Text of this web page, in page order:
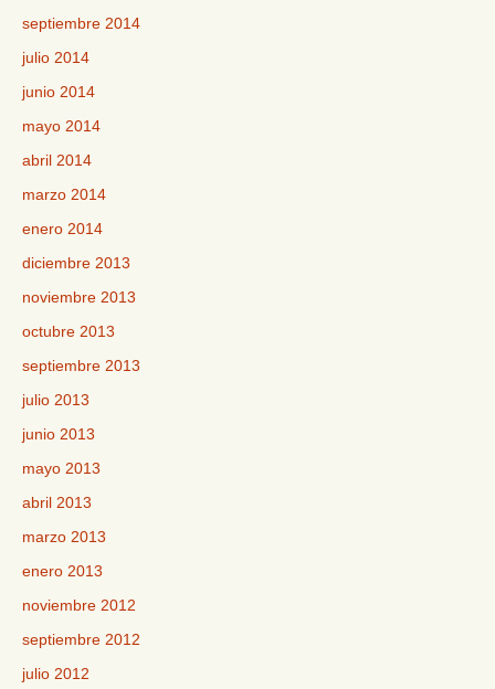
septiembre 2014
julio 2014
junio 2014
mayo 2014
abril 2014
marzo 2014
enero 2014
diciembre 2013
noviembre 2013
octubre 2013
septiembre 2013
julio 2013
junio 2013
mayo 2013
abril 2013
marzo 2013
enero 2013
noviembre 2012
septiembre 2012
julio 2012